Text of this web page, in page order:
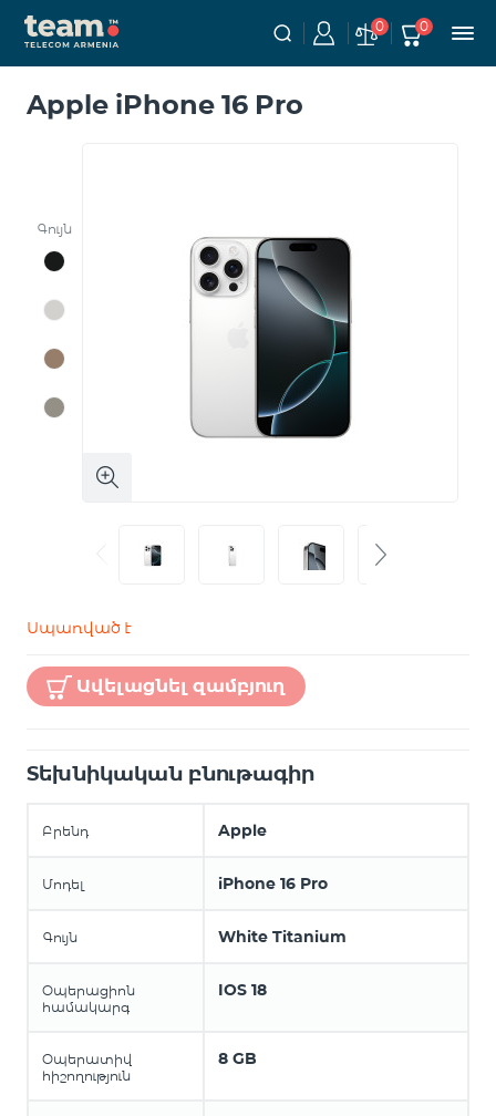
0 0
Apple iPhone 16 Pro
Գույն
Սպառված է
Ավելացնել զամբյուղ
Տեխնիկական բնութագիր
Բրենդ Apple
Մոդել iPhone 16 Pro
Գույն White Titanium
Օպերացիոն
համակարգ
IOS 18
Օպերատիվ
հիշողություն
8 GB